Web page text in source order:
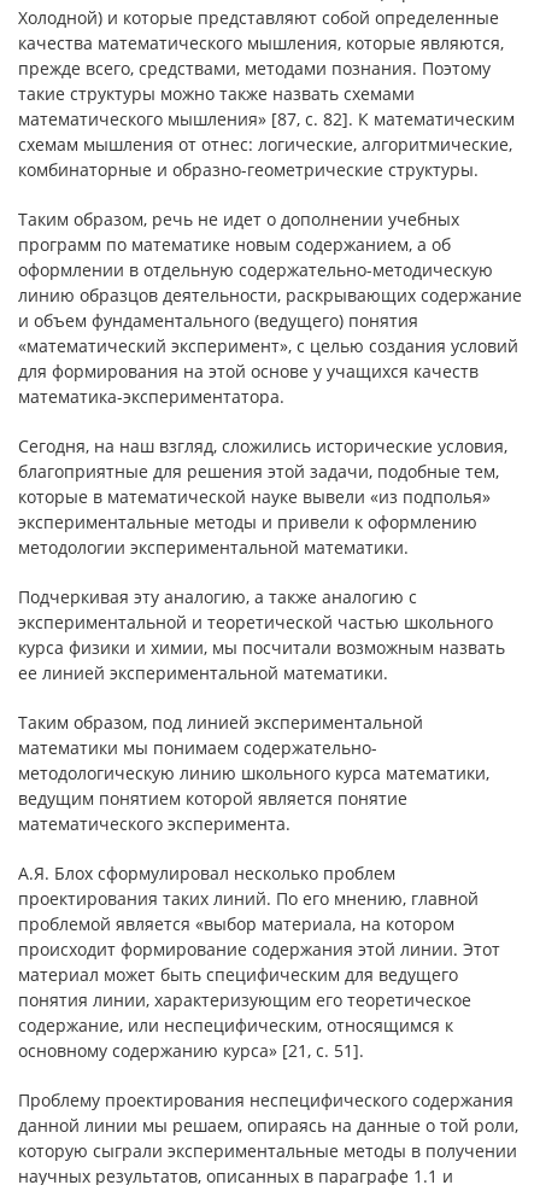
Холодной) и которые представляют собой определенные
качества математического мышления, которые являются,
прежде всего, средствами, методами познания. Поэтому
такие структуры можно также назвать схемами
математического мышления» [87, с. 82]. К математическим
схемам мышления от отнес: логические, алгоритмические,
комбинаторные и образно-геометрические структуры.
Таким образом, речь не идет о дополнении учебных
программ по математике новым содержанием, а об
оформлении в отдельную содержательно-методическую
линию образцов деятельности, раскрывающих содержание
и объем фундаментального (ведущего) понятия
«математический эксперимент», с целью создания условий
для формирования на этой основе у учащихся качеств
математика-экспериментатора.
Сегодня, на наш взгляд, сложились исторические условия,
благоприятные для решения этой задачи, подобные тем,
которые в математической науке вывели «из подполья»
экспериментальные методы и привели к оформлению
методологии экспериментальной математики.
Подчеркивая эту аналогию, а также аналогию с
экспериментальной и теоретической частью школьного
курса физики и химии, мы посчитали возможным назвать
ее линией экспериментальной математики.
Таким образом, под линией экспериментальной
математики мы понимаем содержательно-
методологическую линию школьного курса математики,
ведущим понятием которой является понятие
математического эксперимента.
А.Я. Блох сформулировал несколько проблем
проектирования таких линий. По его мнению, главной
проблемой является «выбор материала, на котором
происходит формирование содержания этой линии. Этот
материал может быть специфическим для ведущего
понятия линии, характеризующим его теоретическое
содержание, или неспецифическим, относящимся к
основному содержанию курса» [21, с. 51].
Проблему проектирования неспецифического содержания
данной линии мы решаем, опираясь на данные о той роли,
которую сыграли экспериментальные методы в получении
научных результатов, описанных в параграфе 1.1 и